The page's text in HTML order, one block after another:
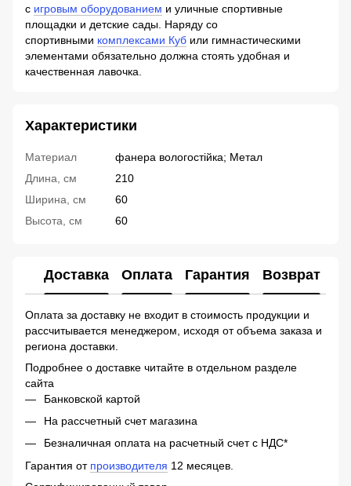
с игровым оборудованием и уличные спортивные
площадки и детские сады. Наряду со
спортивными комплексами Куб или гимнастическими
элементами обязательно должна стоять удобная и
качественная лавочка.
Характеристики
Материал
фанера вологостійка; Метал
Длина, см
210
Ширина, см
60
Высота, см
60
Доставка Оплата Гарантия Возврат
Оплата за доставку не входит в стоимость продукции и
рассчитывается менеджером, исходя от объема заказа и
региона доставки.
Подробнее о доставке читайте в отдельном разделе
сайта
Банковской картой
На рассчетный счет магазина
Безналичная оплата на расчетный счет с НДС*
Гарантия от производителя 12 месяцев.